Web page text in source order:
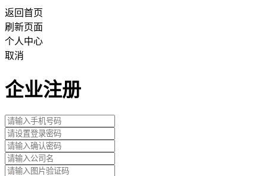
返回首页
刷新页面
个人中心
取消
企业注册